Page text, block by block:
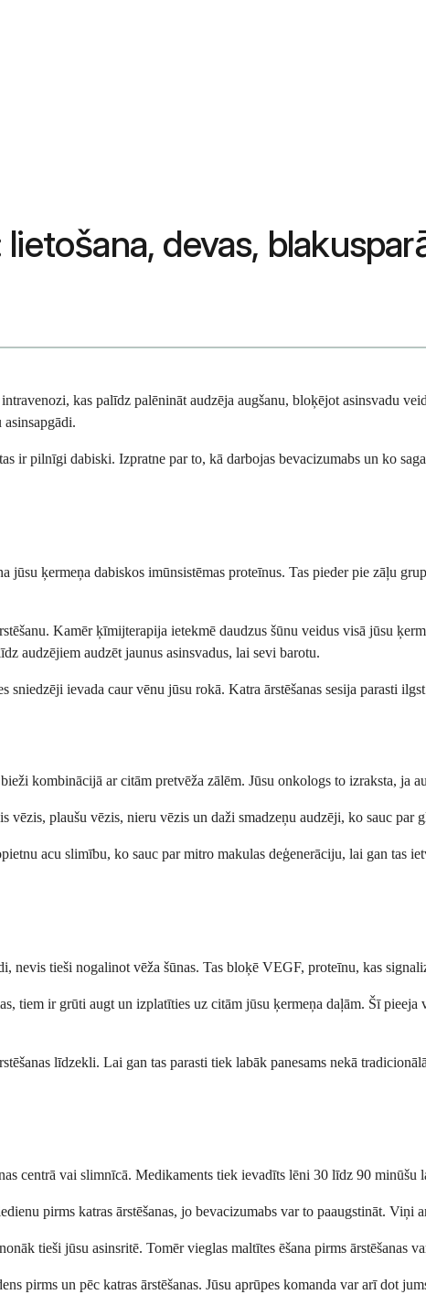
devas,
kas palīdz palēnināt audzēja augšanu, bloķējot asinsvadu
ir pilnīgi dabiski. Izpratne par to, kā darbojas bevacizumabs un ko
jūsu ķermeņa dabiskos imūnsistēmas proteīnus. Tas pieder pie zāļu
Kamēr ķīmijterapija ietekmē daudzus šūnu veidus visā jūsu
audzējiem audzēt jaunus asinsvadus, lai sevi barotu.
sniedzēji ievada caur vēnu jūsu rokā. Katra ārstēšanas sesija parasti
kombinācijā ar citām pretvēža zālēm. Jūsu onkologs to izraksta, ja
vēzis, plaušu vēzis, nieru vēzis un daži smadzeņu audzēji, ko sauc
acu slimību, ko sauc par mitro makulas deģenerāciju, lai gan tas
nevis tieši nogalinot vēža šūnas. Tas bloķē VEGF, proteīnu, kas
tiem ir grūti augt un izplatīties uz citām jūsu ķermeņa daļām. Šī
līdzekli. Lai gan tas parasti tiek labāk panesams nekā
centrā vai slimnīcā. Medikaments tiek ievadīts lēni 30 līdz 90 minūšu
pirms katras ārstēšanas, jo bevacizumabs var to paaugstināt.
tieši jūsu asinsritē. Tomēr vieglas maltītes ēšana pirms ārstēšanas
pirms un pēc katras ārstēšanas. Jūsu aprūpes komanda var arī dot